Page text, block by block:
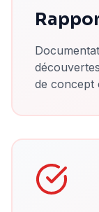
de concept